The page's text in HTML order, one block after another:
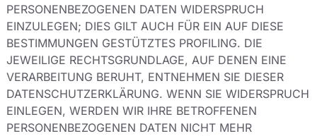
PERSONENBEZOGENEN DATEN WIDERSPRUCH
EINZULEGEN; DIES GILT AUCH FÜR EIN AUF DIESE
BESTIMMUNGEN GESTÜTZTES PROFILING. DIE
JEWEILIGE RECHTSGRUNDLAGE, AUF DENEN EINE
VERARBEITUNG BERUHT, ENTNEHMEN SIE DIESER
DATENSCHUTZERKLÄRUNG. WENN SIE WIDERSPRUCH
EINLEGEN, WERDEN WIR IHRE BETROFFENEN
PERSONENBEZOGENEN DATEN NICHT MEHR